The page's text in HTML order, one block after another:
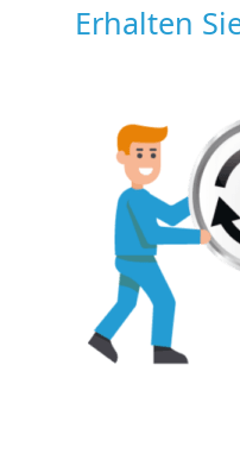
Erhalten